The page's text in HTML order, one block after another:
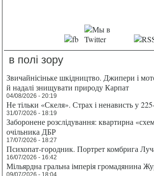
в полі зору
Звичайнісіньке шкідництво. Джипери і
й надалі знищувати природу Карпат
04/08/2026 - 20:19
Не тільки «Скеля». Страх і ненависть у
31/07/2026 - 18:19
Заборонене розслідування: квартирна
очільника ДБР
17/07/2026 - 18:27
Психопат-городник. Портрет комбрига
16/07/2026 - 16:42
Мільярдна гральна імперія громадянина